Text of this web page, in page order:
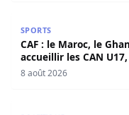
SPORTS
CAF : le Maroc, le
accueillir les CAN
8 août 2026